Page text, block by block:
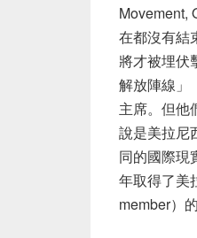
Movement,
在都沒有結
將才被埋伏
解放陣線」
主席。但他
說是美拉尼
同的國際現
年取得了美
member）